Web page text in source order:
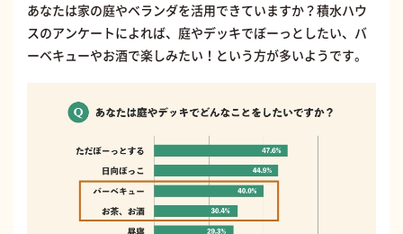
あなたは家の庭やベランダを活用できていますか？積水ハウ
スのアンケートによれば、庭やデッキでぼーっとしたい、バ
ーベキューやお酒で楽しみたい！という方が多いようです。